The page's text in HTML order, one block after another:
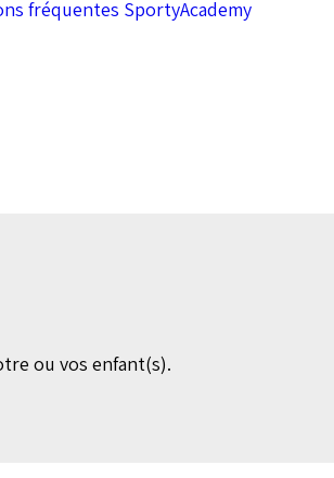
fréquentes SportyAcademy
ou vos enfant(s).